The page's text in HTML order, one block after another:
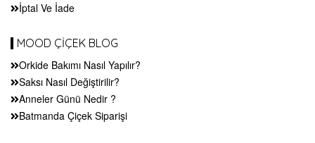
İptal Ve İade
MOOD ÇİÇEK BLOG
Orkide Bakımı Nasıl Yapılır?
Saksı Nasıl Değiştirilir?
Anneler Günü Nedir ?
Batmanda Çiçek Siparişi